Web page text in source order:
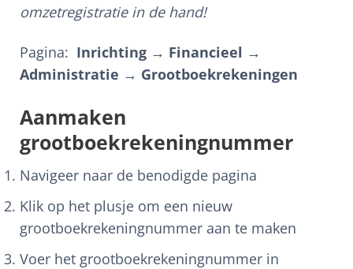
omzetregistratie in de hand!
Pagina: Inrichting → Financieel →
Administratie → Grootboekrekeningen
Aanmaken
grootboekrekeningnummer
Navigeer naar de benodigde pagina
Klik op het plusje om een nieuw
grootboekrekeningnummer aan te maken
Voer het grootboekrekeningnummer in